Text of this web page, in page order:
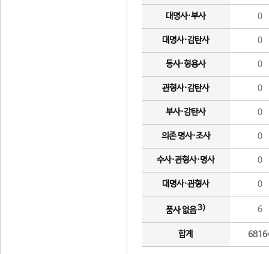
대명사·부사 0
대명사·감탄사 0
동사·형용사 0
관형사·감탄사 0
부사·감탄사 0
의존 명사·조사 0
수사·관형사·명사 0
대명사·관형사 0
품사 없음3) 6
합계